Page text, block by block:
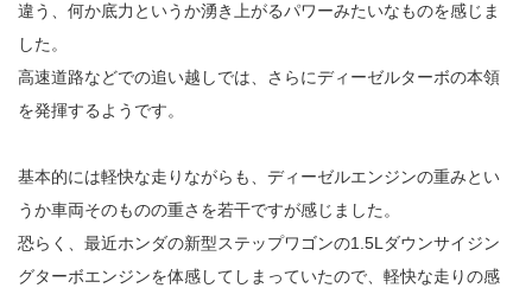
違う、何か底力というか湧き上がるパワーみたいなものを感じま
した。
高速道路などでの追い越しでは、さらにディーゼルターボの本領
を発揮するようです。
基本的には軽快な走りながらも、ディーゼルエンジンの重みとい
うか車両そのものの重さを若干ですが感じました。
恐らく、最近ホンダの新型ステップワゴンの1.5Lダウンサイジン
グターボエンジンを体感してしまっていたので、軽快な走りの感